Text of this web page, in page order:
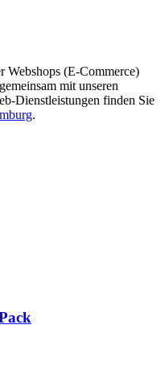
Webshops (E-Commerce)
mit unseren
Dienstleistungen finden Sie
.